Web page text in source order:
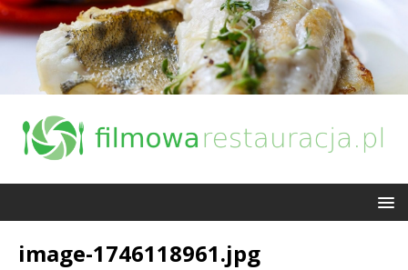
image-1746118961.jpg